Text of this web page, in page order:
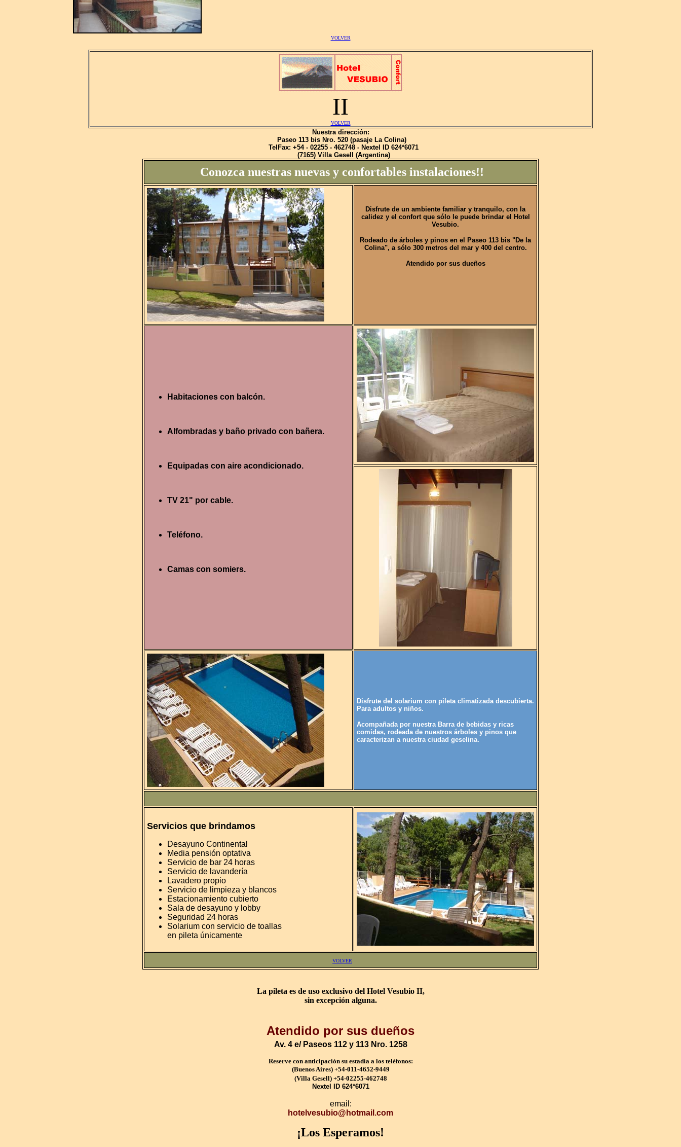
VOLVER
II
VOLVER
Nuestra dirección:
Paseo 113 bis Nro. 520 (pasaje La Colina)
TelFax: +54 - 02255 - 462748 - Nextel ID 624*6071
(7165) Villa Gesell (Argentina)
Conozca nuestras nuevas y confortables instalaciones!!
Disfrute de un ambiente familiar y tranquilo, con la
calidez y el confort que sólo le puede brindar el Hotel
Vesubio.
Rodeado de árboles y pinos en el Paseo 113 bis "De la
Colina", a sólo 300 metros del mar y 400 del centro.
Atendido por sus dueños
Habitaciones con balcón.
Alfombradas y baño privado con bañera.
Equipadas con aire acondicionado.
TV 21" por cable.
Teléfono.
Camas con somiers.
Disfrute del solarium con pileta climatizada descubierta.
Para adultos y niños.
Acompañada por nuestra Barra de bebidas y ricas
comidas, rodeada de nuestros árboles y pinos que
caracterizan a nuestra ciudad geselina.
Servicios que brindamos
Desayuno Continental
Media pensión optativa
Servicio de bar 24 horas
Servicio de lavandería
Lavadero propio
Servicio de limpieza y blancos
Estacionamiento cubierto
Sala de desayuno y lobby
Seguridad 24 horas
Solarium con servicio de toallas
en pileta únicamente
VOLVER
La pileta es de uso exclusivo del Hotel Vesubio II,
sin excepción alguna.
Atendido por sus dueños
Av. 4 e/ Paseos 112 y 113 Nro. 1258
Reserve con anticipación su estadía a los teléfonos:
(Buenos Aires) +54-011-4652-9449
(Villa Gesell) +54-02255-462748
Nextel ID 624*6071
email:
hotelvesubio@hotmail.com
¡Los Esperamos!